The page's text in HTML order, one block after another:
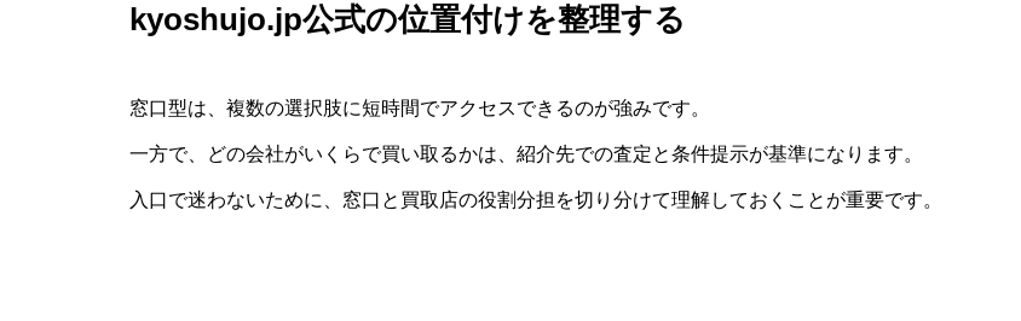
kyoshujo.jp公式の位置付けを整理する
窓口型は、複数の選択肢に短時間でアクセスできるのが強みです。
一方で、どの会社がいくらで買い取るかは、紹介先での査定と条件提示が基準になります。
入口で迷わないために、窓口と買取店の役割分担を切り分けて理解しておくことが重要です。